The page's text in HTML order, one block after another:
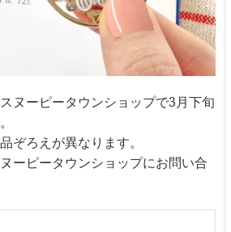
ヌーピータウンショップで3月下旬
ぞろえが異なります。
ーピータウンショップにお問い合